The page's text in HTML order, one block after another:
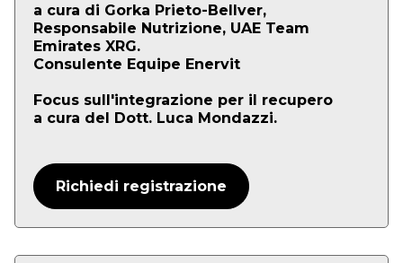
a cura di Gorka Prieto-Bellver,
Responsabile Nutrizione, UAE Team
Emirates XRG.
Consulente Equipe Enervit
Focus sull'integrazione per il recupero
a cura del Dott. Luca Mondazzi.
Richiedi registrazione